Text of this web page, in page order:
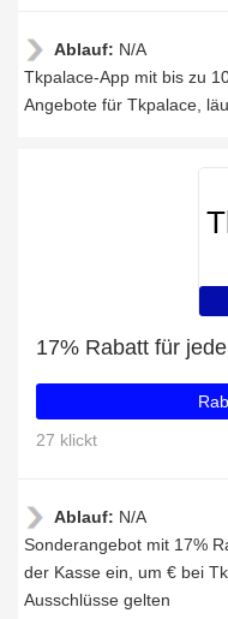
Ablauf: N/A
Tkpalace-App mit bis zu
Angebote für Tkpalace,
17% Rabatt für
27 klickt
Ablauf: N/A
Sonderangebot mit 17%
der Kasse ein, um € bei
Ausschlüsse gelten